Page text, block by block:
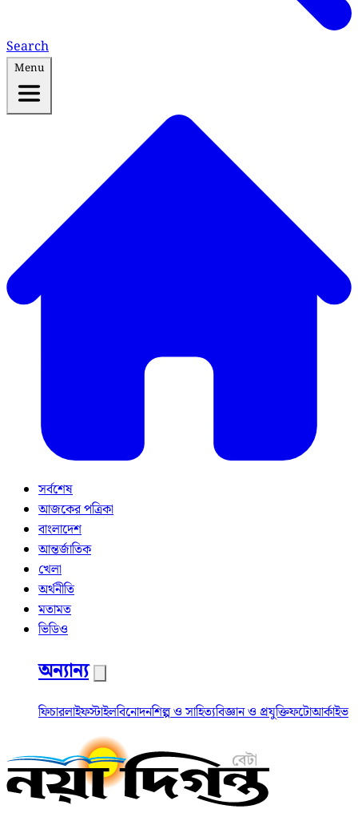
Search
Menu
সর্বশেষ
আজকের পত্রিকা
বাংলাদেশ
আন্তর্জাতিক
খেলা
অর্থনীতি
মতামত
ভিডিও
অন্যান্য
ফিচারলাইফস্টাইলবিনোদনশিল্প ও সাহিত্যবিজ্ঞান ও প্রযুক্তিফটোআর্কাইভ